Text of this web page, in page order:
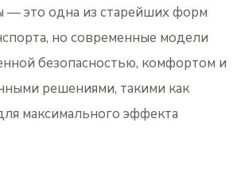
это одна из старейших форм
но современные модели
безопасностью, комфортом и
решениями, такими как
максимального эффекта